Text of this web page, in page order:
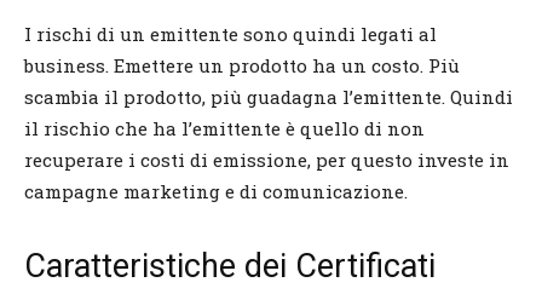
I rischi di un emittente sono quindi legati al
business. Emettere un prodotto ha un costo. Più
scambia il prodotto, più guadagna l’emittente. Quindi
il rischio che ha l’emittente è quello di non
recuperare i costi di emissione, per questo investe in
campagne marketing e di comunicazione.
Caratteristiche dei Certificati